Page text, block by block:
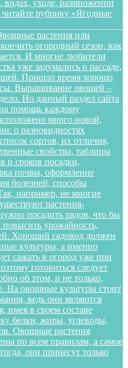
видах, уходе, размножении
читайте рубрику «Ягодные
растения или
огородный сезон, как
И многие любители
уже задумались о рассаде,
Пришло время хорошо
Выращивание овощей –
Но данный раздел сайта
на помощь каждому
много новой,
о разновидностях
сортов, их отличия,
свойства, таблицы
и сроков посадки,
почвы, оформление
болезней, способы
например, не многие
растения-
посадить рядов, что бы
повысить урожайность,
Хороший садовод должен
культуры, а именно
сажать в огород уже при
готовиться следует
об этом, и не только,
На овощные культуры стоит
ведь они являются
имея в своем составе
белки, жиры, углеводы,
Овощные растения
по всем правилам, а самое
они принесут только